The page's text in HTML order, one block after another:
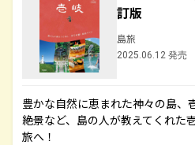
訂版
島旅
2025.06.12 発売
豊かな自然に恵まれた神々の島、
絶景など、島の人が教えてくれた
旅へ！